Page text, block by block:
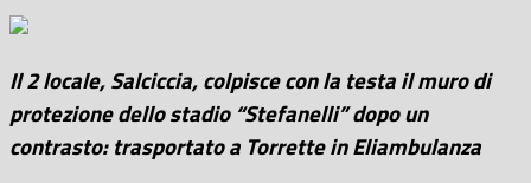
Il 2 locale, Salciccia, colpisce con la testa il muro di
protezione dello stadio “Stefanelli” dopo un
contrasto: trasportato a Torrette in Eliambulanza